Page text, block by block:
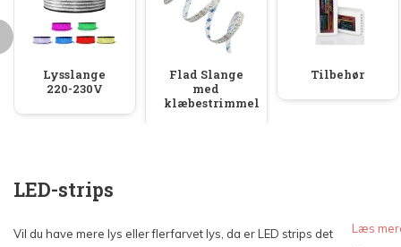
Lysslange
220-230V
Flad Slange
med
klæbestrimmel
Tilbehør
LED-strips
Vil du have mere lys eller flerfarvet lys, da er LED strips det
Læs